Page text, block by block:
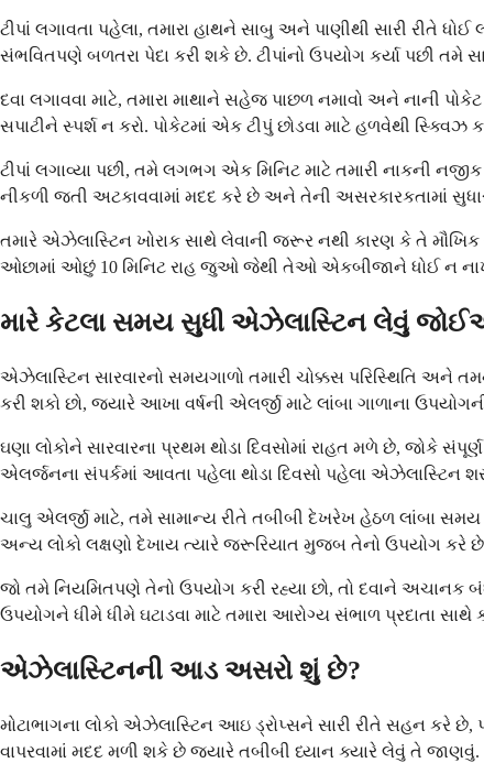
ટીપાં લગાવતા પહેલા, તમારા હાથને સાબુ અને પાણીથી સારી રીતે
સંભવિતપણે બળતરા પેદા કરી શકે છે. ટીપાંનો ઉપયોગ કર્યા પછી તમે
દવા લગાવવા માટે, તમારા માથાને સહેજ પાછળ નમાવો અને નાની
સપાટીને સ્પર્શ ન કરો. પોકેટમાં એક ટીપું છોડવા માટે હળવેથી સ્ક્વિઝ
ટીપાં લગાવ્યા પછી, તમે લગભગ એક મિનિટ માટે તમારી
નીકળી જતી અટકાવવામાં મદદ કરે છે અને તેની અસરકારકતામાં
તમારે એઝેલાસ્ટિન ખોરાક સાથે લેવાની જરૂર નથી કારણ કે તે
ઓછામાં ઓછું 10 મિનિટ રાહ જુઓ જેથી તેઓ એકબીજાને ધોઈ ન
મારે કેટલા સમય સુધી એઝેલાસ્ટિન લેવું
એઝેલાસ્ટિન સારવારનો સમયગાળો તમારી ચોક્કસ પરિસ્થિતિ અને
કરી શકો છો, જ્યારે આખા વર્ષની એલર્જી માટે લાંબા ગાળાના
ઘણા લોકોને સારવારના પ્રથમ થોડા દિવસોમાં રાહત મળે છે, જોકે
એલર્જનના સંપર્કમાં આવતા પહેલા થોડા દિવસો પહેલા એઝેલાસ્ટિન
ચાલુ એલર્જી માટે, તમે સામાન્ય રીતે તબીબી દેખરેખ હેઠળ લાંબા
અન્ય લોકો લક્ષણો દેખાય ત્યારે જરૂરિયાત મુજબ તેનો ઉપયોગ કરે
જો તમે નિયમિતપણે તેનો ઉપયોગ કરી રહ્યા છો, તો દવાને
ઉપયોગને ધીમે ધીમે ઘટાડવા માટે તમારા આરોગ્ય સંભાળ પ્રદાતા સાથે
એઝેલાસ્ટિનની આડ અસરો શું છે?
મોટાભાગના લોકો એઝેલાસ્ટિન આઇ ડ્રોપ્સને સારી રીતે સહન કરે
વાપરવામાં મદદ મળી શકે છે જ્યારે તબીબી ધ્યાન ક્યારે લેવું તે જાણવું.